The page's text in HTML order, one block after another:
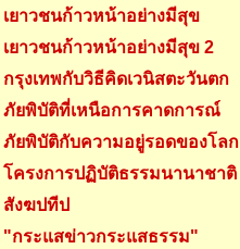
เยาวชนก้าวหน้าอย่างมีสุข
เยาวชนก้าวหน้าอย่างมีสุข 2
กรุงเทพกับวิธีคิดเวนิสตะวันตก
ภัยพิบัติที่เหนือการคาดการณ์
ภัยพิบัติกับความอยู่รอดของโลก
โครงการปฏิบัติธรรมนานาชาติ
สังฆปทีป
"กระแสข่าวกระแสธรรม"